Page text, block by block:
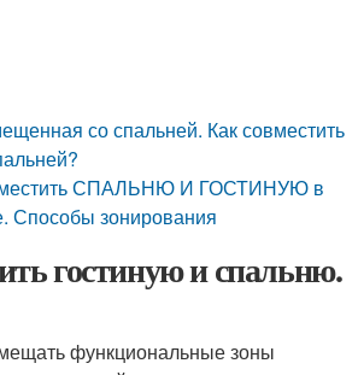
со спальней. Как совместить
СПАЛЬНЮ И ГОСТИНУЮ в
Способы зонирования
гостиную и спальню.
функциональные зоны